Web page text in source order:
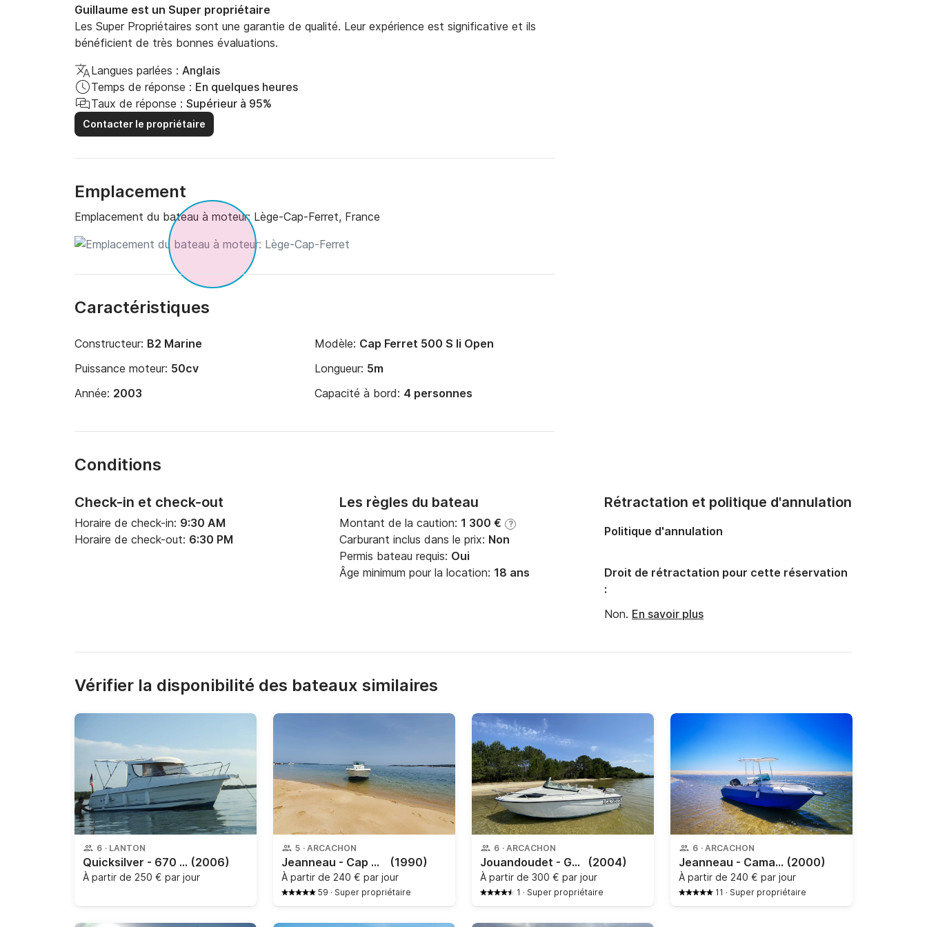
Guillaume est un Super propriétaire
Les Super Propriétaires sont une garantie de qualité. Leur expérience est significative et ils
bénéficient de très bonnes évaluations.
Langues parlées : Anglais
Temps de réponse : En quelques heures
Taux de réponse : Supérieur à 95%
Contacter le propriétaire
Emplacement
Emplacement du bateau à moteur: Lège-Cap-Ferret, France
Caractéristiques
Constructeur: B2 Marine Modèle: Cap Ferret 500 S Ii Open
Puissance moteur: 50cv Longueur: 5m
Année: 2003 Capacité à bord: 4 personnes
Conditions
Check-in et check-out
Horaire de check-in: 9:30 AM
Horaire de check-out: 6:30 PM
Les règles du bateau
Montant de la caution: 1 300 € ?
Carburant inclus dans le prix: Non
Permis bateau requis: Oui
Âge minimum pour la location: 18 ans
Rétractation et politique d'annulation
Politique d'annulation
Droit de rétractation pour cette réservation
:
Non. En savoir plus
Vérifier la disponibilité des bateaux similaires
6 · LANTON
Quicksilver - 670 Week-end (2006)
À partir de 250 € par jour
5 · ARCACHON
Jeanneau - Cap Camarat 510 (1990)
À partir de 240 € par jour
59 · Super propriétaire
6 · ARCACHON
Jouandoudet - Guppy 520 (2004)
À partir de 300 € par jour
1 · Super propriétaire
6 · ARCACHON
Jeanneau - Camarat 615 (2000)
À partir de 240 € par jour
11 · Super propriétaire